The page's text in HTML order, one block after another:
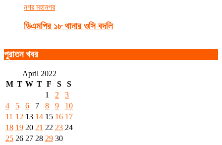
নগর মহানগর
ডিএমপির ১৮ থানার ওসি বদলি
পুরাতন খবর
April 2022
M T W T F S
S
1
2
3
4
5 6 7 8 9
10
11 12 13 14 15 16 17
18 19 20 21 22 23 24
25 26 27 28 29 30